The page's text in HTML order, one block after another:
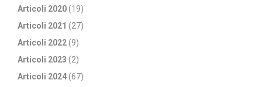
Articoli 2020(19)
Articoli 2021 (27)
Articoli 2022(9)
Articoli 2023 (2)
Articoli 2024(67)